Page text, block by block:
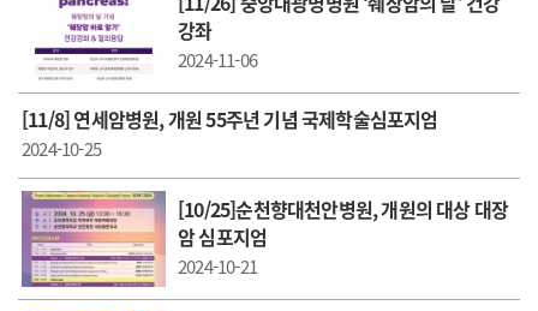
강좌
2024-11-06
[11/8] 연세암병원, 개원 55주년 기념 국제학술심포지엄
2024-10-25
[10/25]순천향대천안병원, 개원의 대상 대장
암 심포지엄
2024-10-21